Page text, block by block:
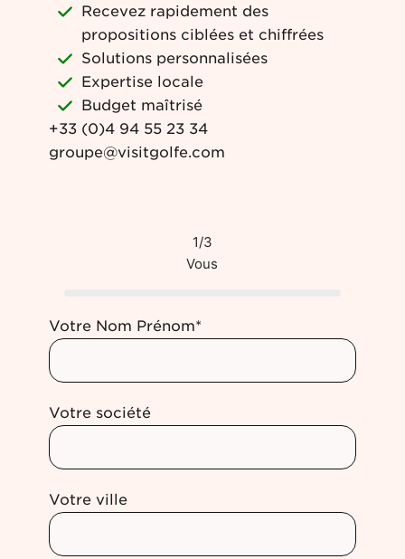
Recevez rapidement des
propositions ciblées et chiffrées
Solutions personnalisées
Expertise locale
Budget maîtrisé
+33 (0)4 94 55 23 34
groupe@visitgolfe.com
1/3
Vous
Votre Nom Prénom*
Votre société
Votre ville